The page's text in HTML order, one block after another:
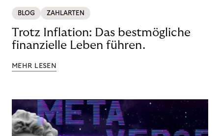
BLOG ZAHLARTEN
Trotz Inflation: Das bestmögliche
finanzielle Leben führen.
MEHR LESEN